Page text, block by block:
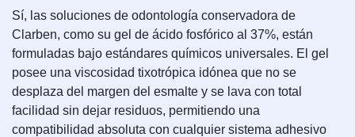
Sí, las soluciones de odontología conservadora de
Clarben, como su gel de ácido fosfórico al 37%, están
formuladas bajo estándares químicos universales. El gel
posee una viscosidad tixotrópica idónea que no se
desplaza del margen del esmalte y se lava con total
facilidad sin dejar residuos, permitiendo una
compatibilidad absoluta con cualquier sistema adhesivo